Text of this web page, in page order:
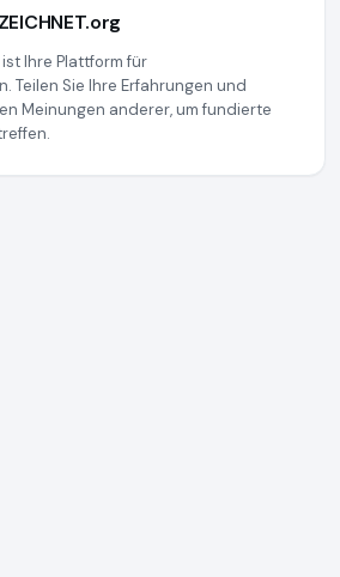
ist Ihre Plattform für
Teilen Sie Ihre Erfahrungen und
Meinungen anderer, um fundierte